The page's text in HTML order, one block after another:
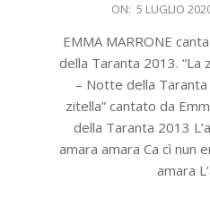
05
ON: 5 LUGLIO
EMMA MARRONE
della Taranta 2013. “La
– Notte della
zitella” cantato da
della Taranta 2013
amara amara Ca cì nun
amara